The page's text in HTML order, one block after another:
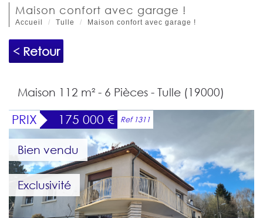
maison confort avec garage !
Accueil Tulle Maison confort avec garage !
< Retour
Maison 112 m² - 6 Pièces - Tulle (19000)
PRIX 175 000 € Ref 1311
Bien vendu
Exclusivité